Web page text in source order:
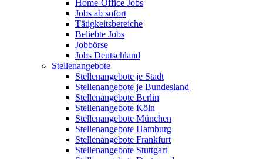
Home-Office Jobs
Jobs ab sofort
Tätigkeitsbereiche
Beliebte Jobs
Jobbörse
Jobs Deutschland
Stellenangebote
Stellenangebote je Stadt
Stellenangebote je Bundesland
Stellenangebote Berlin
Stellenangebote Köln
Stellenangebote München
Stellenangebote Hamburg
Stellenangebote Frankfurt
Stellenangebote Stuttgart